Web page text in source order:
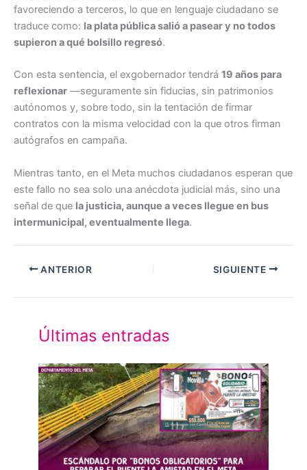
favoreciendo a terceros, lo que en lenguaje ciudadano se
traduce como: la plata pública salió a pasear y no todos
supieron a qué bolsillo regresó.
Con esta sentencia, el exgobernador tendrá 19 años para
reflexionar —seguramente sin fiducias, sin patrimonios
autónomos y, sobre todo, sin la tentación de firmar
contratos con la misma velocidad con la que otros firman
autógrafos en campaña.
Mientras tanto, en el Meta muchos ciudadanos esperan que
este fallo no sea solo una anécdota judicial más, sino una
señal de que la justicia, aunque a veces llegue en bus
intermunicipal, eventualmente llega.
ANTERIOR SIGUIENTE
Últimas entradas